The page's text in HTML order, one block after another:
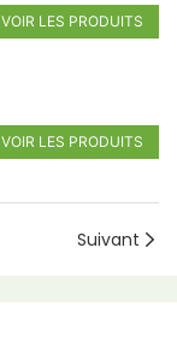
VOIR LES PRODUITS
VOIR LES PRODUITS
Suivant